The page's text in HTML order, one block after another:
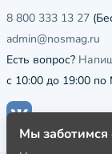
8 800 333 13 27
admin@nosmag.ru
Есть вопрос?
с 10:00 до 19:00
Мы